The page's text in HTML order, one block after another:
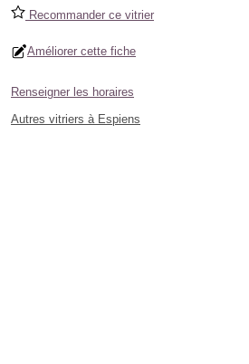
Recommander ce vitrier
Améliorer cette fiche
Renseigner les horaires
Autres vitriers à Espiens